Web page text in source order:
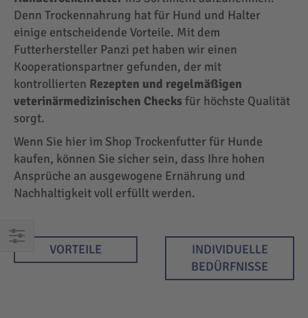
EINKAUFEN
Denn Trockennahrung hat für Hund und Halter
einige entscheidende Vorteile. Mit dem
Futterhersteller Panzi pet haben wir einen
Kooperationspartner gefunden, der mit
kontrollierten Rezepten und regelmäßigen
veterinärmedizinischen Checksfür höchste Qualität
sorgt.
Wenn Sie hier im Shop Trockenfutter für Hunde
kaufen, können Sie sicher sein, dass Ihre hohen
Ansprüche an ausgewogene Ernährung und
Nachhaltigkeit voll erfüllt werden.
VORTEILE
INDIVIDUELLE
BEDÜRFNISSE